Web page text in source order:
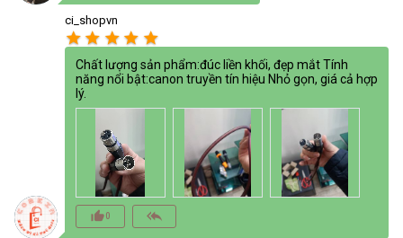
ci_shopvn
star star star star star
Chất lượng sản phẩm:đúc liền khối, đẹp mắt Tính
năng nổi bật:canon truyền tín hiệu Nhỏ gọn, giá cả hợp
lý.
thumb_up_alt0 reply_all